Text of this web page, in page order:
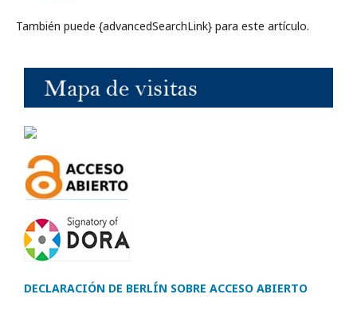
También puede {advancedSearchLink} para este artículo.
DECLARACIÓN DE BERLÍN SOBRE ACCESO ABIERTO